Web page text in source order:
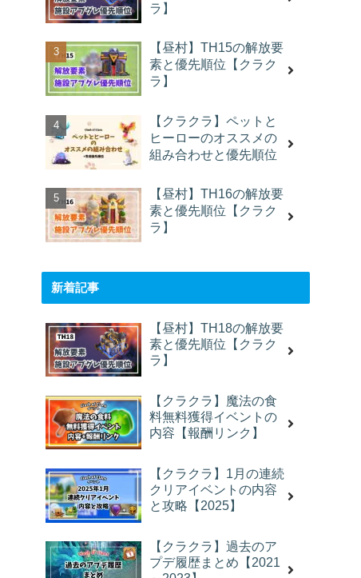
ラ】
【昼村】TH15の解放要
素と優先順位【クラク
ラ】
【クラクラ】ペットと
ヒーローのオススメの
組み合わせと優先順位
【昼村】TH16の解放要
素と優先順位【クラク
ラ】
新着記事
【昼村】TH18の解放要
素と優先順位【クラク
ラ】
【クラクラ】魔法の食
料無料獲得イベントの
内容【報酬リンク】
【クラクラ】1月の連続
クリアイベントの内容
と攻略【2025】
【クラクラ】過去のア
プデ履歴まとめ【2021